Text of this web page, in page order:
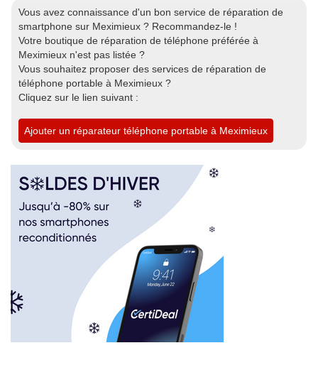
Vous avez connaissance d'un bon service de réparation de
smartphone sur Meximieux ? Recommandez-le !
Votre boutique de réparation de téléphone préférée à
Meximieux n'est pas listée ?
Vous souhaitez proposer des services de réparation de
téléphone portable à Meximieux ?
Cliquez sur le lien suivant :
Ajouter un réparateur téléphone portable à Meximieux